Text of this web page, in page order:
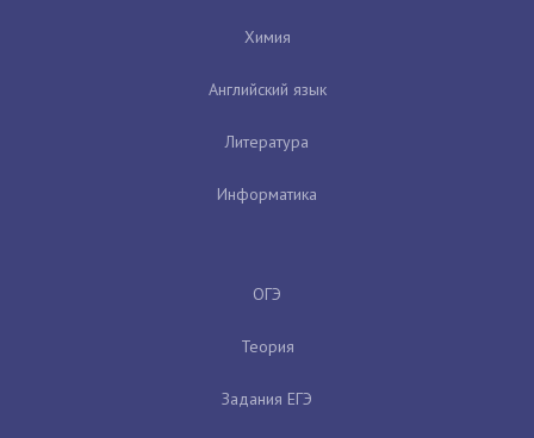
Химия
Английский язык
Литература
Информатика
ОГЭ
Теория
Задания ЕГЭ